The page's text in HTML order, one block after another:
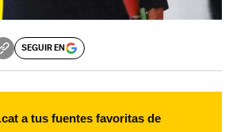
SEGUIR EN
a tus fuentes favoritas de